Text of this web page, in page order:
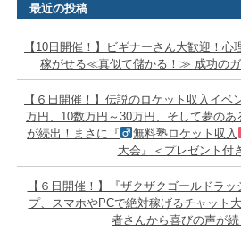
最近の投稿
【10日開催！】ビギナーさん大歓迎！心
稼がせる≪真似て儲かる！≫ 成功の
【６日開催！】伝説のロケット収入イベ
万円、10数万円～30万円、そして夢のあ
が続出！まさに『
無料塾ロケット収入
大会』＜プレゼント付
【６日開催！】『ザクザクゴールドラ
プ、スマホやPCで絶対稼げるチャット
者さんから喜びの声が続